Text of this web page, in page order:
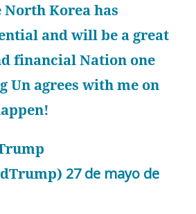
Korea has
and will be a great
financial Nation one
Un agrees with me on
27 de mayo de